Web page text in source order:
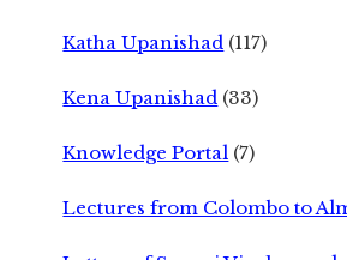
Katha Upanishad (117)
Kena Upanishad (33)
Knowledge Portal (7)
Lectures from Colombo to